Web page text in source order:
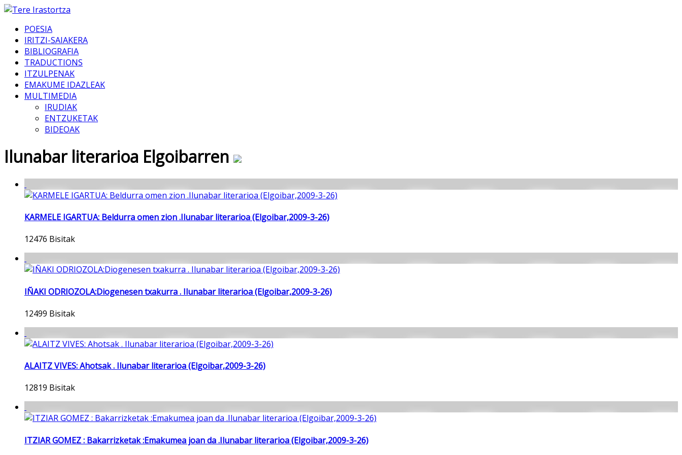
POESIA
IRITZI-SAIAKERA
BIBLIOGRAFIA
TRADUCTIONS
ITZULPENAK
EMAKUME IDAZLEAK
MULTIMEDIA
IRUDIAK
ENTZUKETAK
BIDEOAK
Ilunabar literarioa Elgoibarren
KARMELE IGARTUA: Beldurra omen zion .Ilunabar literarioa (Elgoibar,2009-3-26)
12476 Bisitak
IÑAKI ODRIOZOLA:Diogenesen txakurra . Ilunabar literarioa (Elgoibar,2009-3-26)
12499 Bisitak
ALAITZ VIVES: Ahotsak . Ilunabar literarioa (Elgoibar,2009-3-26)
12819 Bisitak
ITZIAR GOMEZ : Bakarrizketak :Emakumea joan da .Ilunabar literarioa (Elgoibar,2009-3-26)